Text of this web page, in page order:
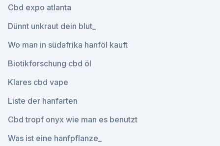
Cbd expo atlanta
Dünnt unkraut dein blut_
Wo man in südafrika hanföl kauft
Biotikforschung cbd öl
Klares cbd vape
Liste der hanfarten
Cbd tropf onyx wie man es benutzt
Was ist eine hanfpflanze_